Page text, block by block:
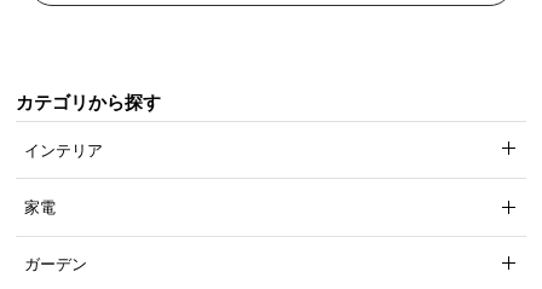
カテゴリから探す
インテリア
家電
ガーデン